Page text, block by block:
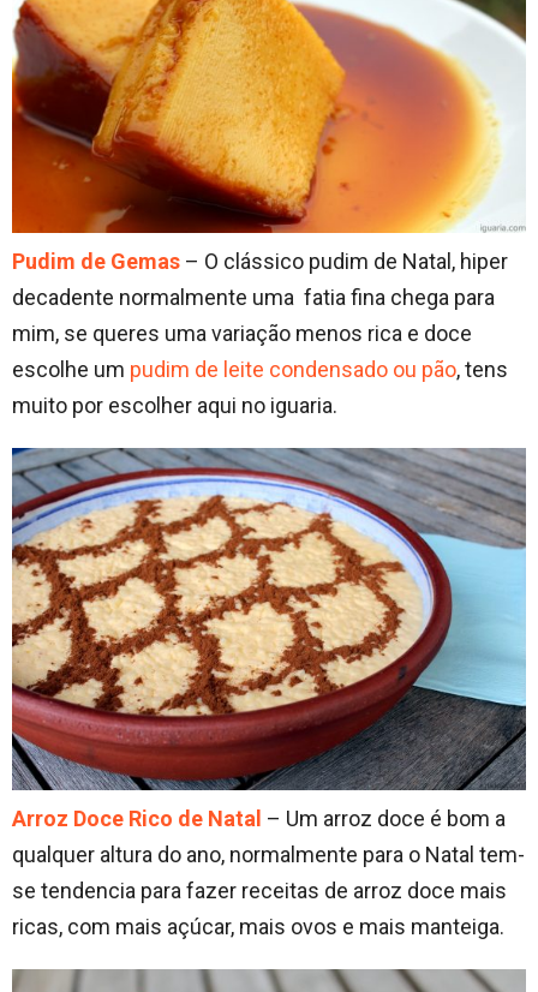
Pudim de Gemas – O clássico pudim de Natal, hiper
decadente normalmente uma fatia fina chega para
mim, se queres uma variação menos rica e doce
escolhe um pudim de leite condensado ou pão, tens
muito por escolher aqui no iguaria.
Arroz Doce Rico de Natal – Um arroz doce é bom a
qualquer altura do ano, normalmente para o Natal tem-
se tendencia para fazer receitas de arroz doce mais
ricas, com mais açúcar, mais ovos e mais manteiga.